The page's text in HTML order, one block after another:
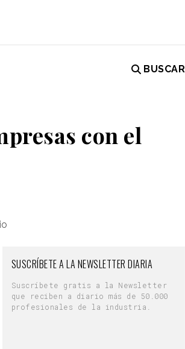
BUSCAR
con el
SUSCRÍBETE A LA NEWSLETTER DIARIA
Suscríbete gratis a la Newsletter
que reciben a diario más de 50.000
profesionales de la industria.